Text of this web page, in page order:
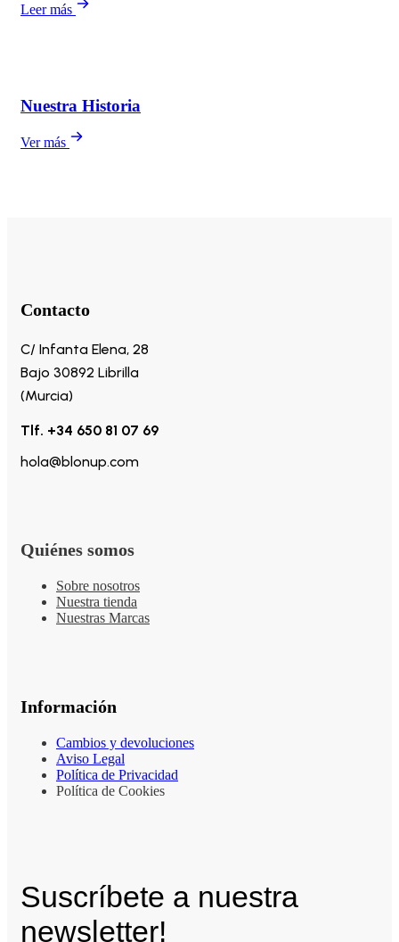
Leer más
Nuestra Historia
Ver más
Contacto
C/ Infanta Elena, 28
Bajo 30892 Librilla
(Murcia)
Tlf. +34 650 81 07 69
hola@blonup.com
Quiénes somos
Sobre nosotros
Nuestra tienda
Nuestras Marcas
Información
Cambios y devoluciones
Aviso Legal
Política de Privacidad
Política de Cookies
Suscríbete a nuestra
newsletter!